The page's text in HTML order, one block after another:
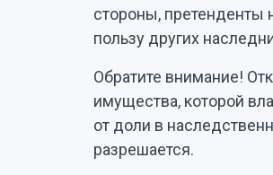
стороны, претенденты
пользу других
Обратите внимание!
имущества, которой
от доли в
разрешается.